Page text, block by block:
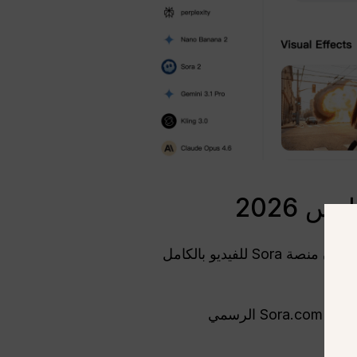
لا يمكنك الوصول إلى Sora الآن. في 24 مارس 2026، أعلنت OpenAI رسميًا في 24 مارس 2026، أن منصة Sora للفيديو بالكامل
تمت إزالة تطبيق iOS المستقل من متجر App Store، ولم يعد موقع Sora.com الرسمي